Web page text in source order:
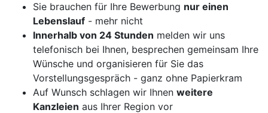
Sie brauchen für Ihre Bewerbung nur einen
Lebenslauf - mehr nicht
Innerhalb von 24 Stunden melden wir uns
telefonisch bei Ihnen, besprechen gemeinsam Ihre
Wünsche und organisieren für Sie das
Vorstellungsgespräch - ganz ohne Papierkram
Auf Wunsch schlagen wir Ihnen weitere
Kanzleien aus Ihrer Region vor